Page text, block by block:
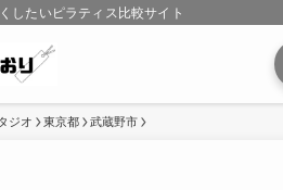
したいピラティス比較サイト
ジオ 東京都 武蔵野市